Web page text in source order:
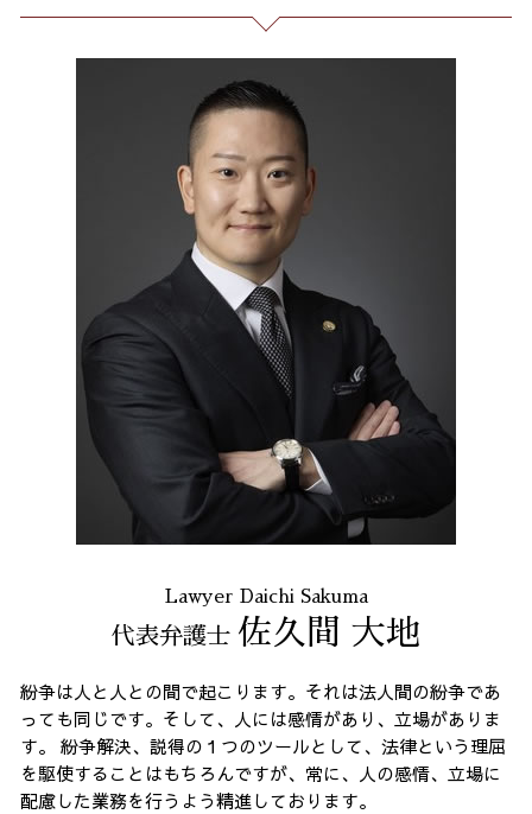
還付金詐欺 戻ってくる
債務整理 相談 流れ
借金 無料相談 電話
消費者金融 返済 過払い金
自己破産 メリット デメリット
残業 問題
有給 取得 トラブル
戦略法務 とは
不当解雇 とは
長 時間 労働 問題
セクハラ 相談 解決
パワハラ 相談 解決
誹謗中傷 罪
誹謗中傷 相談
誹謗中傷 どこから
誹謗中傷 特定
誹謗中傷 SNS
任意整理 東京都 弁護士
通販 詐欺 全国 弁護士
労働問題 東京都 弁護士
労働問題 全国 相談
契約書作成 23区 弁護士
誹謗中傷 品川区
過払い金請求 港区 相談
架空請求 港区 相談
債務整理 23区 相談
労働問題 全国 弁護士
リーガルチェック 全国 弁護士
架空請求 東京都 弁護士
個人再生 東京都 弁護士
出会い系 詐欺 東京都 相談
架空請求 全国 弁護士
Lawyer Daichi Sakuma
代表弁護士 佐久間 大地
紛争は人と人との間で起こります。それは法人間の紛争であ
っても同じです。そして、人には感情があり、立場がありま
す。 紛争解決、説得の１つのツールとして、法律という理屈
を駆使することはもちろんですが、常に、人の感情、立場に
配慮した業務を行うよう精進しております。